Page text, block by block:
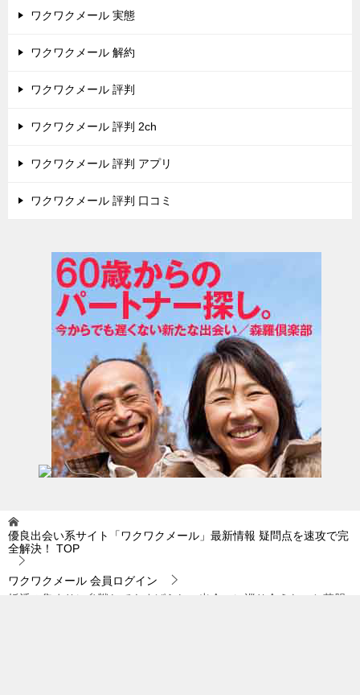
ワクワクメール 実態
ワクワクメール 解約
ワクワクメール 評判
ワクワクメール 評判 2ch
ワクワクメール 評判 アプリ
ワクワクメール 評判 口コミ
優良出会い系サイト「ワクワクメール」最新情報 疑問点を速攻で完
全解決！
TOP
ワクワクメール 会員ログイン
婚活の集まりに参戦してもすばらしい出会いに巡り会えないと落胆